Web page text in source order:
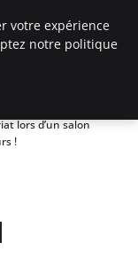
lors d’un salon
!
votre expérience
notre politique